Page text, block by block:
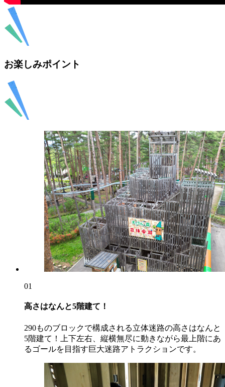
お楽しみポイント
01
高さはなんと5階建て！
290ものブロックで構成される立体迷路の高さはなんと
5階建て！上下左右、縦横無尽に動きながら最上階にあ
るゴールを目指す巨大迷路アトラクションです。